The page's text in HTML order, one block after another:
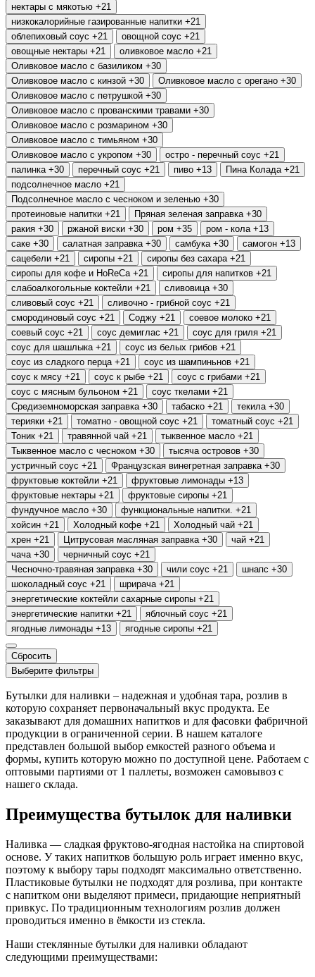
нектары с мякотью +21
низкокалорийные газированные напитки +21
облепиховый соус +21 овощной соус +21
овощные нектары +21 оливковое масло +21
Оливковое масло с базиликом +30
Оливковое масло с кинзой +30 Оливковое масло с орегано +30
Оливковое масло с петрушкой +30
Оливковое масло с прованскими травами +30
Оливковое масло с розмарином +30
Оливковое масло с тимьяном +30
Оливковое масло с укропом +30 остро - перечный соус +21
палинка +30 перечный соус +21 пиво +13 Пина Колада +21
подсолнечное масло +21
Подсолнечное масло с чесноком и зеленью +30
протеиновые напитки +21 Пряная зеленая заправка +30
ракия +30 ржаной виски +30 ром +35 ром - кола +13
саке +30 салатная заправка +30 самбука +30 самогон +13
сацебели +21 сиропы +21 сиропы без сахара +21
сиропы для кофе и HoReCa +21 сиропы для напитков +21
слабоалкогольные коктейли +21 сливовица +30
сливовый соус +21 сливочно - грибной соус +21
смородиновый соус +21 Соджу +21 соевое молоко +21
соевый соус +21 соус демиглас +21 соус для гриля +21
соус для шашлыка +21 соус из белых грибов +21
соус из сладкого перца +21 соус из шампиньнов +21
соус к мясу +21 соус к рыбе +21 соус с грибами +21
соус с мясным бульоном +21 соус ткелами +21
Средиземноморская заправка +30 табаско +21 текила +30
терияки +21 томатно - овощной соус +21 томатный соус +21
Тоник +21 травянной чай +21 тыквенное масло +21
Тыквенное масло с чесноком +30 тысяча островов +30
устричный соус +21 Французская винегретная заправка +30
фруктовые коктейли +21 фруктовые лимонады +13
фруктовые нектары +21 фруктовые сиропы +21
фундучное масло +30 функциональные напитки. +21
хойсин +21 Холодный кофе +21 Холодный чай +21
хрен +21 Цитрусовая масляная заправка +30 чай +21
чача +30 черничный соус +21
Чесночно-травяная заправка +30 чили соус +21 шнапс +30
шоколадный соус +21 шрирача +21
энергетические коктейли сахарные сиропы +21
энергетические напитки +21 яблочный соус +21
ягодные лимонады +13 ягодные сиропы +21
Сбросить
Выберите фильтры
Бутылки для наливки – надежная и удобная тара, розлив в
которую сохраняет первоначальный вкус продукта. Ее
заказывают для домашних напитков и для фасовки фабричной
продукции в ограниченной серии. В нашем каталоге
представлен большой выбор емкостей разного объема и
формы, купить которую можно по доступной цене. Работаем с
оптовыми партиями от 1 паллеты, возможен самовывоз с
нашего склада.
Преимущества бутылок для наливки
Наливка — сладкая фруктово-ягодная настойка на спиртовой
основе. У таких напитков большую роль играет именно вкус,
поэтому к выбору тары подходят максимально ответственно.
Пластиковые бутылки не подходят для розлива, при контакте
с напитком они выделяют примеси, придающие неприятный
привкус. По традиционным технологиям розлив должен
проводиться именно в ёмкости из стекла.
Наши стеклянные бутылки для наливки обладают
следующими преимуществами: